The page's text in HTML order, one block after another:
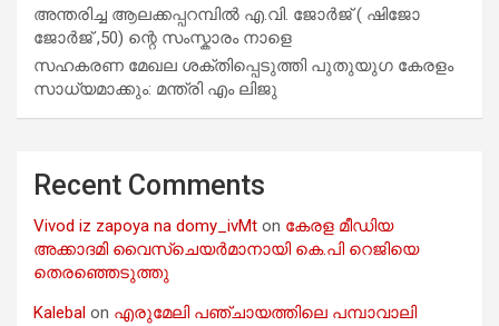
അന്തരിച്ച ആ​ല​ക്ക​പ്പ​റമ്പിൽ​ എ.​വി. ജോ​ർ​ജ് ( ഷിജോ
ജോർജ് ,50) ന്റെ സംസ്കാരം നാളെ
സഹകരണ മേഖല ശക്തിപ്പെടുത്തി പുതുയുഗ കേരളം
സാധ്യമാക്കും: മന്ത്രി എം ലിജു
Recent Comments
Vivod iz zapoya na domy_ivMt on കേരള മീഡിയ
അക്കാദമി വൈസ്ചെയർമാനായി കെ.പി റെജിയെ
തെരഞ്ഞെടുത്തു
Kalebal on എരുമേലി പഞ്ചായത്തിലെ പമ്പാവാലി